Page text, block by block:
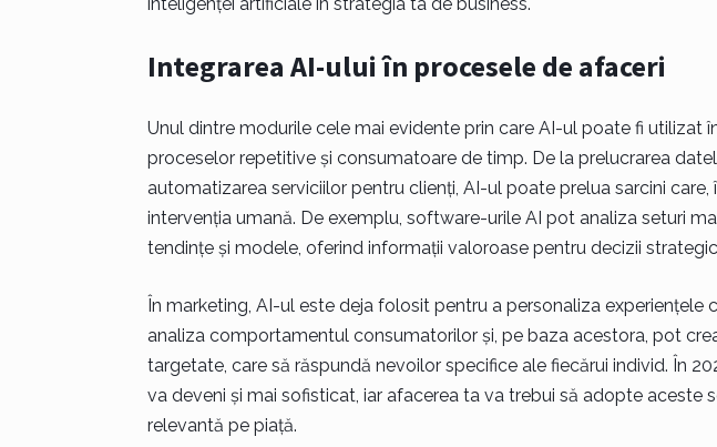
Integrarea AI-ului în procesele de afaceri
Unul dintre modurile cele mai evidente prin care AI-ul poate fi utilizat
proceselor repetitive și consumatoare de timp. De la prelucrarea
automatizarea serviciilor pentru clienți, AI-ul poate prelua sarcini
intervenția umană. De exemplu, software-urile AI pot analiza seturi
tendințe și modele, oferind informații valoroase pentru decizii
În marketing, AI-ul este deja folosit pentru a personaliza experiențele
analiza comportamentul consumatorilor și, pe baza acestora, pot
targetate, care să răspundă nevoilor specifice ale fiecărui individ. În
va deveni și mai sofisticat, iar afacerea ta va trebui să adopte aceste
relevantă pe piață.